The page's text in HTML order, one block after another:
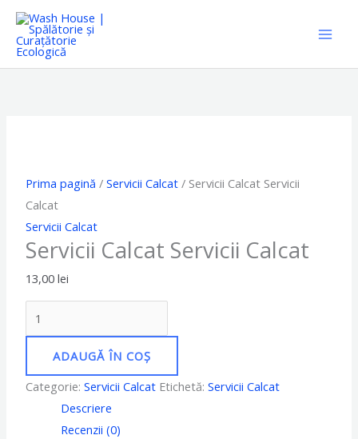
Skip
content
Prima pagină /Servicii Calcat / Servicii Calcat Servicii
Calcat
Servicii Calcat
Servicii Calcat Servicii Calcat
13,00lei
ADAUGĂ ÎN COȘ
Categorie:Servicii Calcat Etichetă:Servicii Calcat
Descriere
Recenzii (0)